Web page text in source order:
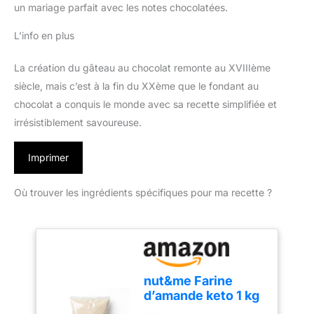
un mariage parfait avec les notes chocolatées.
L’info en plus
La création du gâteau au chocolat remonte au XVIIIème
siècle, mais c’est à la fin du XXème que le fondant au
chocolat a conquis le monde avec sa recette simplifiée et
irrésistiblement savoureuse.
Imprimer
Où trouver les ingrédients spécifiques pour ma recette ?
nut&me Farine
d’amande keto 1 kg